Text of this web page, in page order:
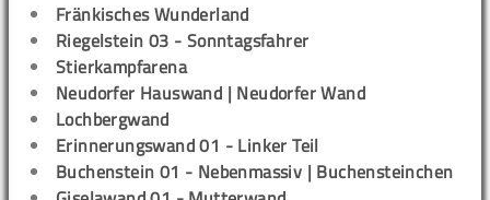
Fränkisches Wunderland
Riegelstein 03 - Sonntagsfahrer
Stierkampfarena
Neudorfer Hauswand | Neudorfer Wand
Lochbergwand
Erinnerungswand 01 - Linker Teil
Buchenstein 01 - Nebenmassiv | Buchensteinchen